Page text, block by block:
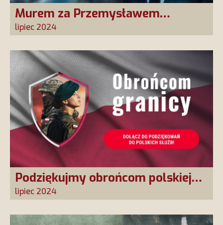
Murem za Przemysławem
Babiarzem - akcja petycyjna do
lipiec 2024
Podziękujmy obrońcom polskiej
granicy
lipiec 2024